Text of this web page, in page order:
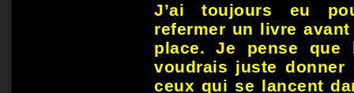
J’ai toujours eu
refermer un livre
place. Je pense que
voudrais juste
ceux qui se lancent